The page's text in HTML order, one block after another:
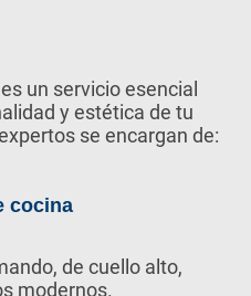
un servicio esencial
y estética de tu
se encargan de:
cocina
de cuello alto,
modernos.